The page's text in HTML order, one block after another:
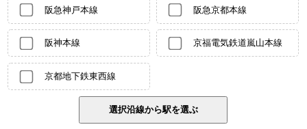
阪急神戸本線 阪急京都本線
阪神本線 京福電気鉄道嵐山本線
京都地下鉄東西線